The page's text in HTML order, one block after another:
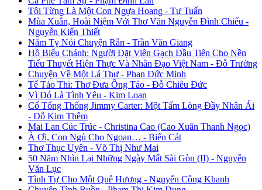
Tôi Từng Là Một Con Ngựa Hoang - Tư Tuấn
Mùa Xuân, Hoài Niệm Với Thơ Văn Nguyễn Đình Chiểu -
Nguyễn Kiến Thiết
Năm Tỵ Nói Chuyện Rắn - Trần Văn Giang
Hồ Biểu Chánh: Người Đặt Viên Gạch Đầu Tiên Cho Nền
Tiểu Thuyết Hiện Thực Và Nhân Đạo Việt Nam - Đỗ Trường
Chuyện Về Một Lá Thư - Phan Đức Minh
Tế Táo Thi: Thơ Đưa Ông Táo - Đỗ Chiêu Đức
Vì Đó Là Tình Yêu - Kim Loan
Cố Tổng Thống Jimmy Carter: Một Tấm Lòng Đầy Nhân Ái
- Đỗ Kim Thêm
Mai Lan Cúc Trúc - Christina Cao (Cao Xuân Thanh Ngọc)
À Ơi, Con Ngủ Cho Ngoan… - Biển Cát
Thơ Thục Uyên - Võ Thị Như Mai
50 Năm Nhìn Lại Những Ngày Mất Sài Gòn (II) - Nguyễn
Văn Lục
Tình Tự Cho Một Quê Hương - Nguyễn Công Khanh